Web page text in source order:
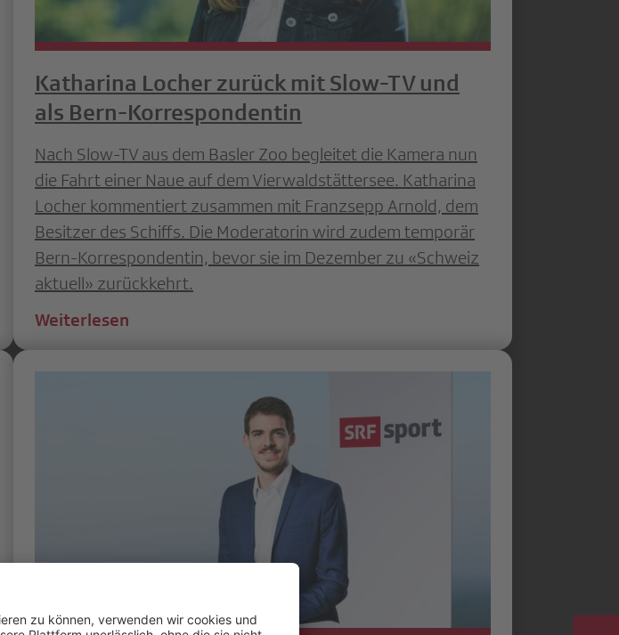
Katharina Locher zurück mit Slow-TV und
als Bern-Korrespondentin
Nach Slow-TV aus dem Basler Zoo begleitet die Kamera nun
die Fahrt einer Naue auf dem Vierwaldstättersee. Katharina
Locher kommentiert zusammen mit Franzsepp Arnold, dem
Besitzer des Schiffs. Die Moderatorin wird zudem temporär
Bern-Korrespondentin, bevor sie im Dezember zu «Schweiz
aktuell» zurückkehrt.
Weiterlesen